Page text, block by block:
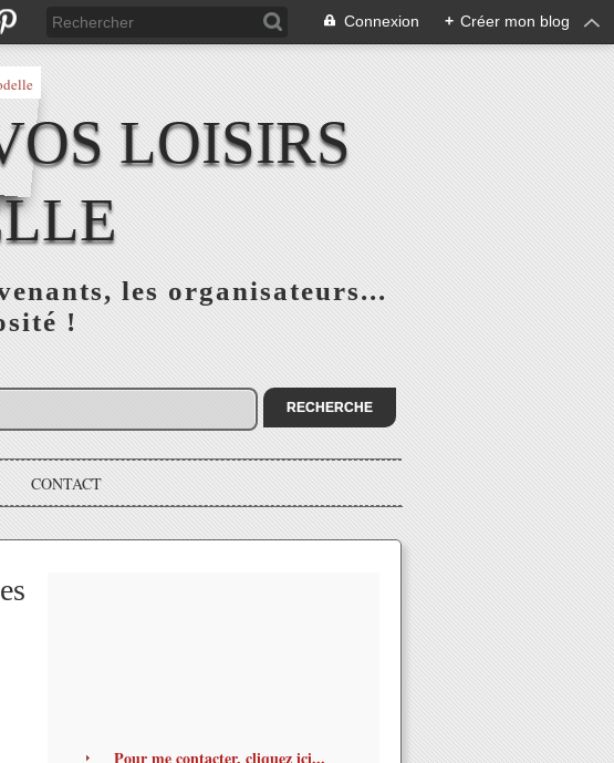
Connexion + Créer mon blog
LOISIRS
les organisateurs...
!
CONTACT
Pour me contacter, cliquez ici...